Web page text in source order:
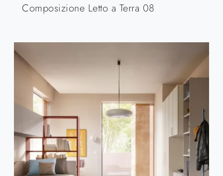
Composizione Letto a Terra 08